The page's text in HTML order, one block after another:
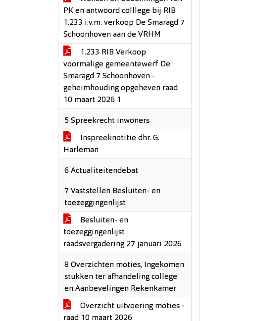
PK en antwoord colllege bij RIB
1.233 i.v.m. verkoop De Smaragd 7
Schoonhoven aan de VRHM
1.233 RIB Verkoop
voormalige gemeentewerf De
Smaragd 7 Schoonhoven -
geheimhouding opgeheven raad
10 maart 2026 1
5 Spreekrecht inwoners
Inspreeknotitie dhr. G.
Harleman
6 Actualiteitendebat
7 Vaststellen Besluiten- en
toezeggingenlijst
Besluiten- en
toezeggingenlijst
raadsvergadering 27 januari 2026
8 Overzichten moties, Ingekomen
stukken ter afhandeling college
en Aanbevelingen Rekenkamer
Overzicht uitvoering moties -
raad 10 maart 2026